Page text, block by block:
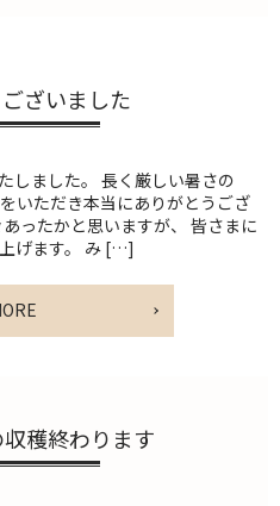
ざいました
しました。 長く厳しい暑さの
いただき本当にありがとうござ
ったかと思いますが、 皆さまに
げます。 み […]
穫終わります